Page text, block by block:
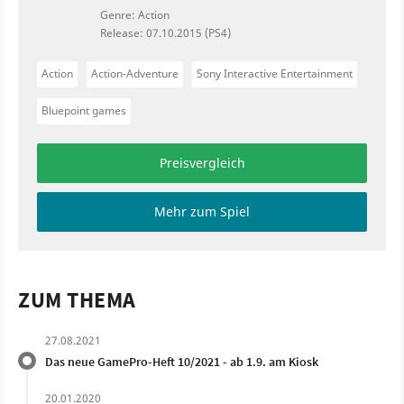
Genre: Action
Release: 07.10.2015 (PS4)
Action Action-Adventure Sony Interactive Entertainment
Bluepoint games
Preisvergleich
Mehr zum Spiel
ZUM THEMA
27.08.2021
Das neue GamePro-Heft 10/2021 - ab 1.9. am Kiosk
20.01.2020